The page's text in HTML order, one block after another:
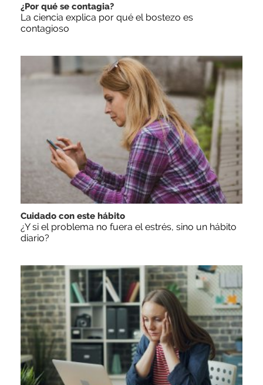
¿Por qué se contagia?
La ciencia explica por qué el bostezo es
contagioso
Cuidado con este hábito
¿Y si el problema no fuera el estrés, sino un hábito
diario?